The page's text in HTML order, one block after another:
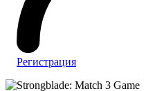
Регистрация